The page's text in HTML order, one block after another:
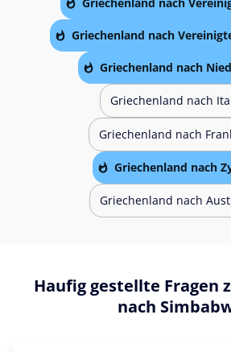
Griechenland nach
Griechenland nach
Griechenland nach
Griechenland nach
Griechenland nach
Griechenland nach
Haufig gestellte Fragen
nach